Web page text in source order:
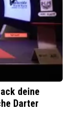
deine
Darter